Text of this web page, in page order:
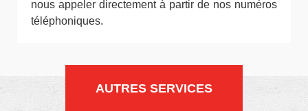
nous appeler directement à partir de nos numéros
téléphoniques.
AUTRES SERVICES